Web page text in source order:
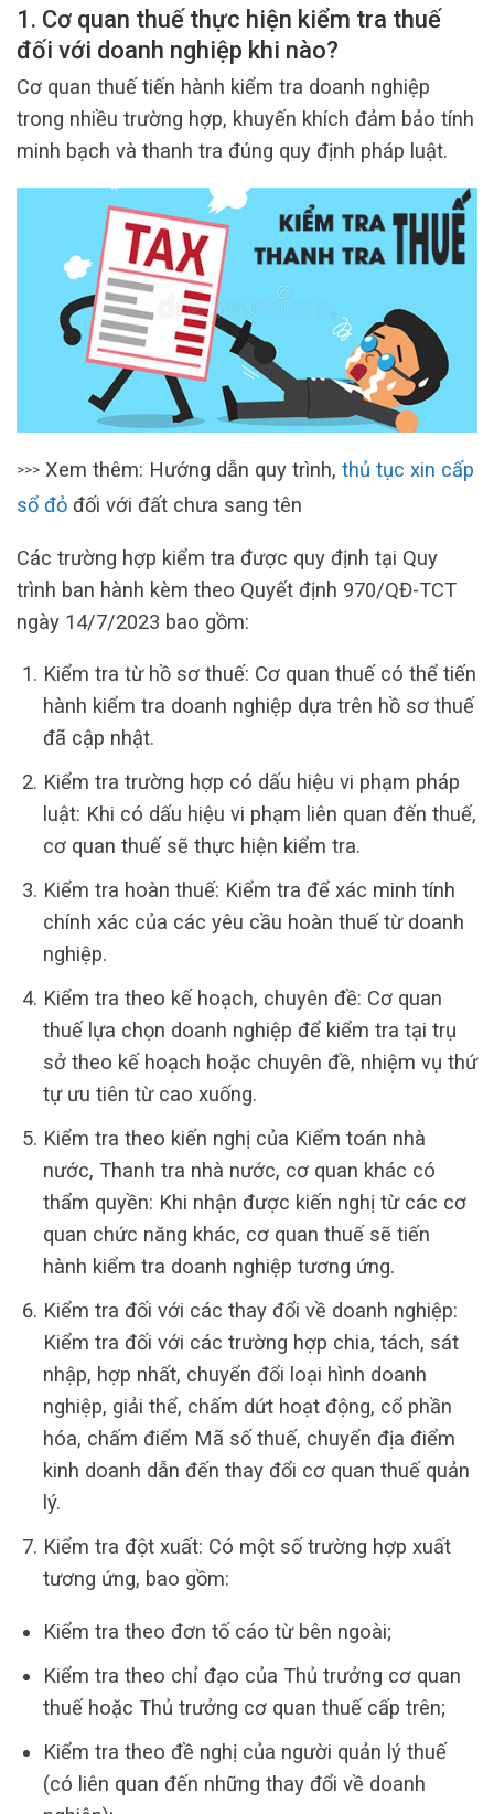
1. Cơ quan thuế thực hiện kiểm tra thuế
đối với doanh nghiệp khi nào?
Cơ quan thuế tiến hành kiểm tra doanh nghiệp
trong nhiều trường hợp, khuyến khích đảm bảo tính
minh bạch và thanh tra đúng quy định pháp luật.
>>> Xem thêm: Hướng dẫn quy trình, thủ tục xin cấp
sổ đỏ đối với đất chưa sang tên
Các trường hợp kiểm tra được quy định tại Quy
trình ban hành kèm theo Quyết định 970/QĐ-TCT
ngày 14/7/2023 bao gồm:
Kiểm tra từ hồ sơ thuế: Cơ quan thuế có thể tiến
hành kiểm tra doanh nghiệp dựa trên hồ sơ thuế
đã cập nhật.
Kiểm tra trường hợp có dấu hiệu vi phạm pháp
luật: Khi có dấu hiệu vi phạm liên quan đến thuế,
cơ quan thuế sẽ thực hiện kiểm tra.
Kiểm tra hoàn thuế: Kiểm tra để xác minh tính
chính xác của các yêu cầu hoàn thuế từ doanh
nghiệp.
Kiểm tra theo kế hoạch, chuyên đề: Cơ quan
thuế lựa chọn doanh nghiệp để kiểm tra tại trụ
sở theo kế hoạch hoặc chuyên đề, nhiệm vụ thứ
tự ưu tiên từ cao xuống.
Kiểm tra theo kiến ​​nghị của Kiểm toán nhà
nước, Thanh tra nhà nước, cơ quan khác có
thẩm quyền: Khi nhận được kiến ​​nghị từ các cơ
quan chức năng khác, cơ quan thuế sẽ tiến
hành kiểm tra doanh nghiệp tương ứng.
Kiểm tra đối với các thay đổi về doanh nghiệp:
Kiểm tra đối với các trường hợp chia, tách, sát
nhập, hợp nhất, chuyển đổi loại hình doanh
nghiệp, giải thể, chấm dứt hoạt động, cổ phần
hóa, chấm điểm Mã số thuế, chuyển địa điểm
kinh doanh dẫn đến thay đổi cơ quan thuế quản
lý.
Kiểm tra đột xuất: Có một số trường hợp xuất
tương ứng, bao gồm:
Kiểm tra theo đơn tố cáo từ bên ngoài;
Kiểm tra theo chỉ đạo của Thủ trưởng cơ quan
thuế hoặc Thủ trưởng cơ quan thuế cấp trên;
Kiểm tra theo đề nghị của người quản lý thuế
(có liên quan đến những thay đổi về doanh